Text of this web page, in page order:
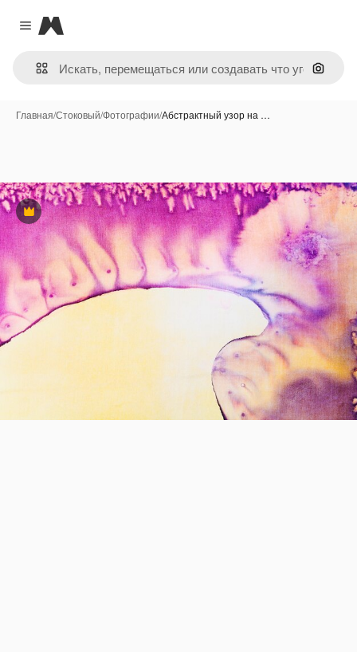
Close menu
Magnific
Поиск
Главная/Стоковый/Фотографии/Абстрактный узор на …
Премиум